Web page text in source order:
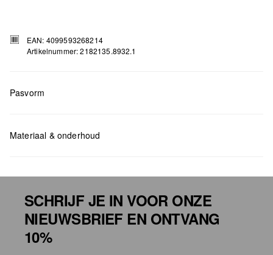
EAN: 4099593268214
Artikelnummer: 2182135.8932.1
Pasvorm
Materiaal & onderhoud
Niet geschikt voor de droger
SCHRIJF JE IN VOOR ONZE
NIEUWSBRIEF EN ONTVANG
10%